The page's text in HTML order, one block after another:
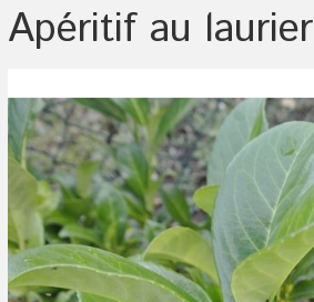
Apéritif au laurier